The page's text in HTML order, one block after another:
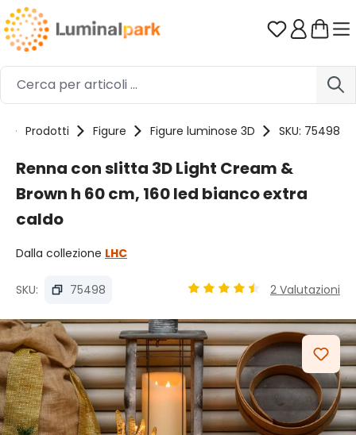
Passa al contenuto principale Hai 0
Prodotti Figure Figure luminose 3D SKU: 75498
Renna con slitta 3D Light Cream &
Brown h 60 cm, 160 led bianco extra
caldo
Dalla collezione LHC
SKU: 75498 2 Valutazioni
Salta la galleria di immagini